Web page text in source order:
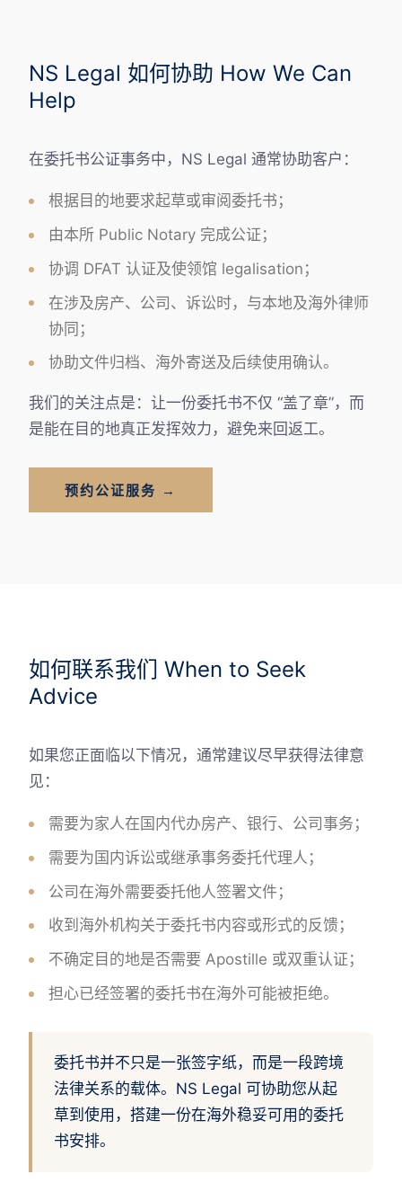
NS Legal 如何协助 How We Can
Help
在委托书公证事务中，NS Legal 通常协助客户：
根据目的地要求起草或审阅委托书；
由本所 Public Notary 完成公证；
协调 DFAT 认证及使领馆 legalisation；
在涉及房产、公司、诉讼时，与本地及海外律师
协同；
协助文件归档、海外寄送及后续使用确认。
我们的关注点是：让一份委托书不仅 “盖了章”，而
是能在目的地真正发挥效力，避免来回返工。
预约公证服务 →
如何联系我们 When to Seek
Advice
如果您正面临以下情况，通常建议尽早获得法律意
见：
需要为家人在国内代办房产、银行、公司事务；
需要为国内诉讼或继承事务委托代理人；
公司在海外需要委托他人签署文件；
收到海外机构关于委托书内容或形式的反馈；
不确定目的地是否需要 Apostille 或双重认证；
担心已经签署的委托书在海外可能被拒绝。
委托书并不只是一张签字纸，而是一段跨境
法律关系的载体。NS Legal 可协助您从起
草到使用，搭建一份在海外稳妥可用的委托
书安排。